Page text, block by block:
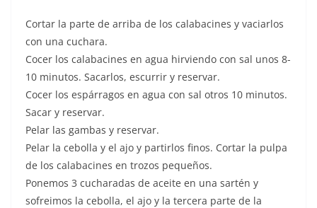
Cortar la parte de arriba de los calabacines y vaciarlos
con una cuchara.
Cocer los calabacines en agua hirviendo con sal unos 8-
10 minutos. Sacarlos, escurrir y reservar.
Cocer los espárragos en agua con sal otros 10 minutos.
Sacar y reservar.
Pelar las gambas y reservar.
Pelar la cebolla y el ajo y partirlos finos. Cortar la pulpa
de los calabacines en trozos pequeños.
Ponemos 3 cucharadas de aceite en una sartén y
sofreimos la cebolla, el ajo y la tercera parte de la